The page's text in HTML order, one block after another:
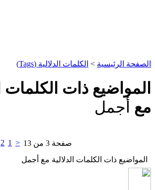
الصفحة الرئيسية > الكلمات الدلالية (Tags)
المواضيع ذات الكلمات
مع أجمل
صفحة 3 من 13 <
1
2
المواضيع ذات الكلمات الدلالية مع أجمل